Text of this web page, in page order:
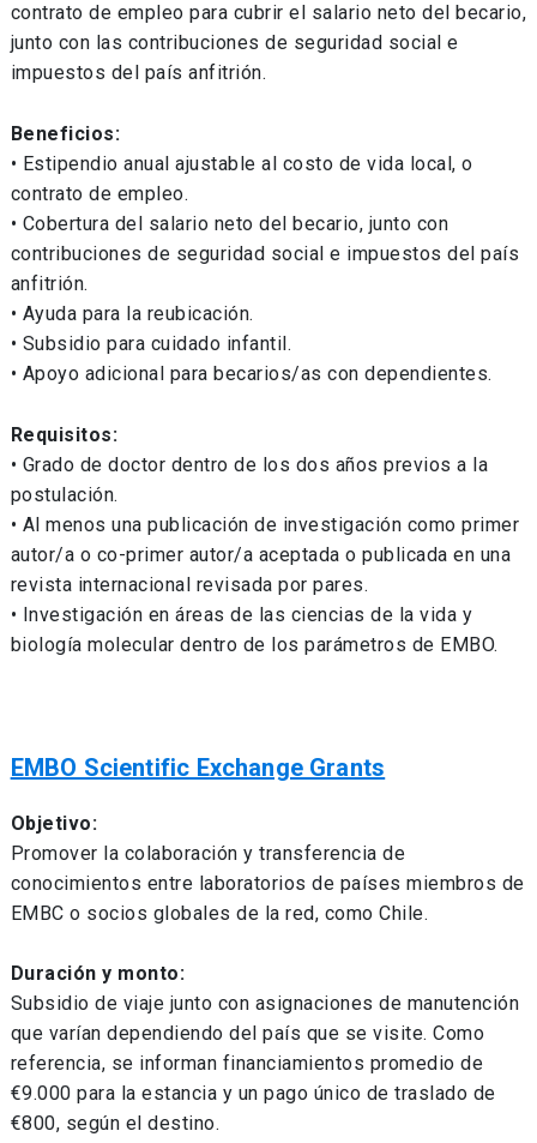
contrato de empleo para cubrir el salario neto del becario,
junto con las contribuciones de seguridad social e
impuestos del país anfitrión.
Beneficios:
• Estipendio anual ajustable al costo de vida local, o
contrato de empleo.
• Cobertura del salario neto del becario, junto con
contribuciones de seguridad social e impuestos del país
anfitrión.
• Ayuda para la reubicación.
• Subsidio para cuidado infantil.
• Apoyo adicional para becarios/as con dependientes.
Requisitos:
• Grado de doctor dentro de los dos años previos a la
postulación.
• Al menos una publicación de investigación como primer
autor/a o co-primer autor/a aceptada o publicada en una
revista internacional revisada por pares.
• Investigación en áreas de las ciencias de la vida y
biología molecular dentro de los parámetros de EMBO.
EMBO Scientific Exchange Grants
Objetivo:
Promover la colaboración y transferencia de
conocimientos entre laboratorios de países miembros de
EMBC o socios globales de la red, como Chile.
Duración y monto:
Subsidio de viaje junto con asignaciones de manutención
que varían dependiendo del país que se visite. Como
referencia, se informan financiamientos promedio de
€9.000 para la estancia y un pago único de traslado de
€800, según el destino.